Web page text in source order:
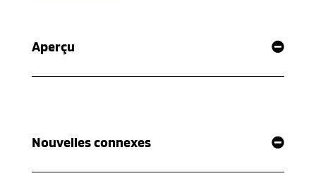
Aperçu
Nouvelles connexes